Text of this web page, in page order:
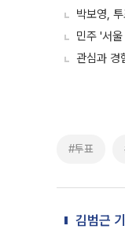
박보영,
민주 '서
관심과 경
#투표
김범근